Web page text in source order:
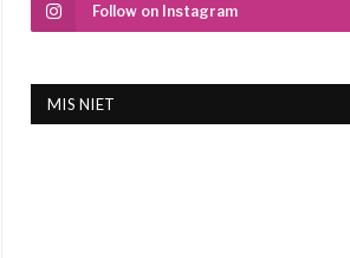
Follow on Instagram
MIS NIET